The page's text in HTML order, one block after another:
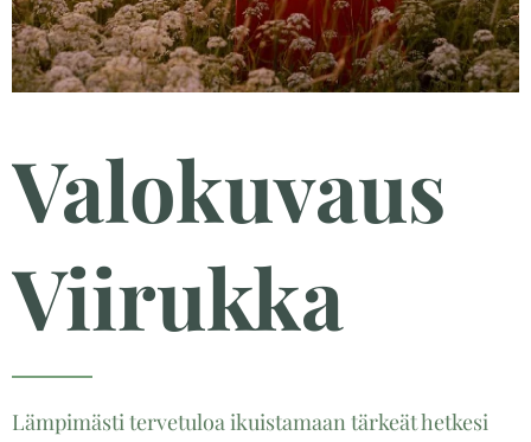
Valokuvaus
Viirukka
Lämpimästi tervetuloa ikuistamaan tärkeät hetkesi